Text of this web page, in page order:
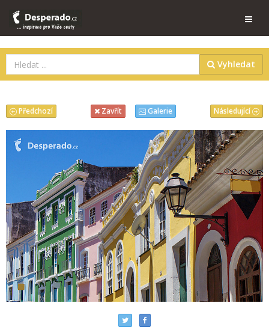
Vyhledat
Následující
Předchozí Zavřít Galerie